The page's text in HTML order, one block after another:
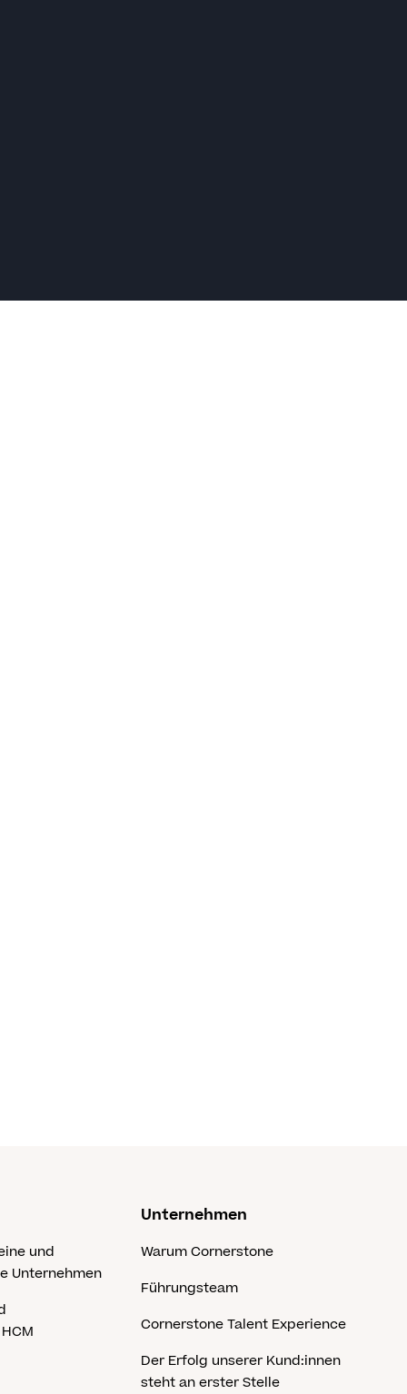
und
Unternehmen
Unternehmen
Warum Cornerstone
Führungsteam
Cornerstone Talent Experience
Der Erfolg unserer Kund:innen
steht an erster Stelle